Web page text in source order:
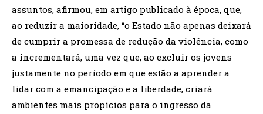
assuntos, afirmou, em artigo publicado à época, que,
ao reduzir a maioridade, “o Estado não apenas deixará
de cumprir a promessa de redução da violência, como
a incrementará, uma vez que, ao excluir os jovens
justamente no período em que estão a aprender a
lidar com a emancipação e a liberdade, criará
ambientes mais propícios para o ingresso da